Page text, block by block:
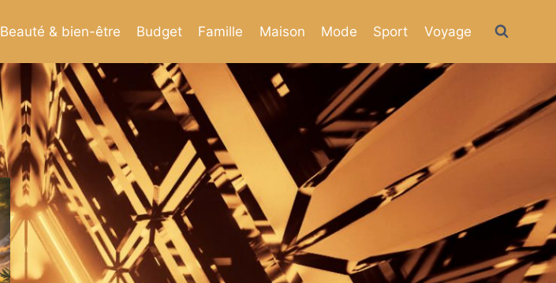
Beauté & bien-être Budget Famille Maison Mode Sport Voyage